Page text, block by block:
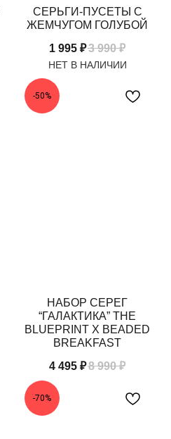
СЕРЬГИ-ПУСЕТЫ С
ЖЕМЧУГОМ ГОЛУБОЙ
1 995 ₽3 990 ₽
-50%
НАБОР СЕРЕГ
“ГАЛАКТИКА” THE
BLUEPRINT X BEADED
BREAKFAST
4 495 ₽8 990 ₽
-70%